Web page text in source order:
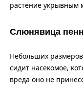
растение укрывным
Слюнявица
Небольших
сидит насекомое,
вреда оно не